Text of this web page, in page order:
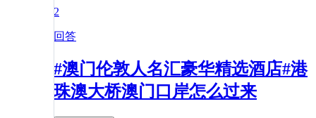
2
回答
#澳门伦敦人名汇豪华精选酒店#港
珠澳大桥澳门口岸怎么过来